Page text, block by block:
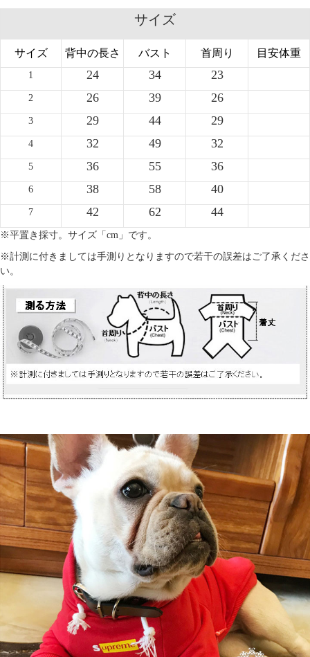
サイズ
サイズ 背中の長さ バスト 首周り 目安体重
1 24 34 23
2 26 39 26
3 29 44 29
4 32 49 32
5 36 55 36
6 38 58 40
7 42 62 44
※平置き採寸。サイズ「cm」です。
※計測に付きましては手測りとなりますので若干の誤差はご了承くださ
い。